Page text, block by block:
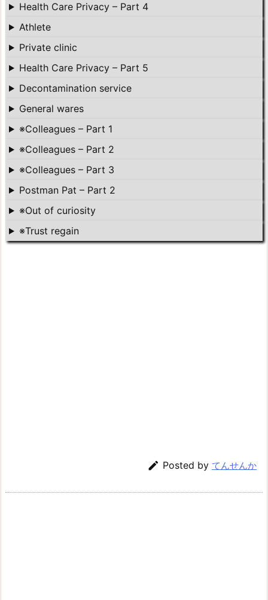
Health Care Privacy – Part 4
Athlete
Private clinic
Health Care Privacy – Part 5
Decontamination service
General wares
※Colleagues – Part 1
※Colleagues – Part 2
※Colleagues – Part 3
Postman Pat – Part 2
※Out of curiosity
※Trust regain
 Posted by てんせんか